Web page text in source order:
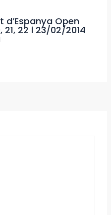
Open
21, 22 i 23/02/2014